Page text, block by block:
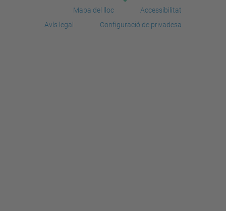
Mapa del lloc
Accessibilitat
Avís legal
Configuració de privadesa